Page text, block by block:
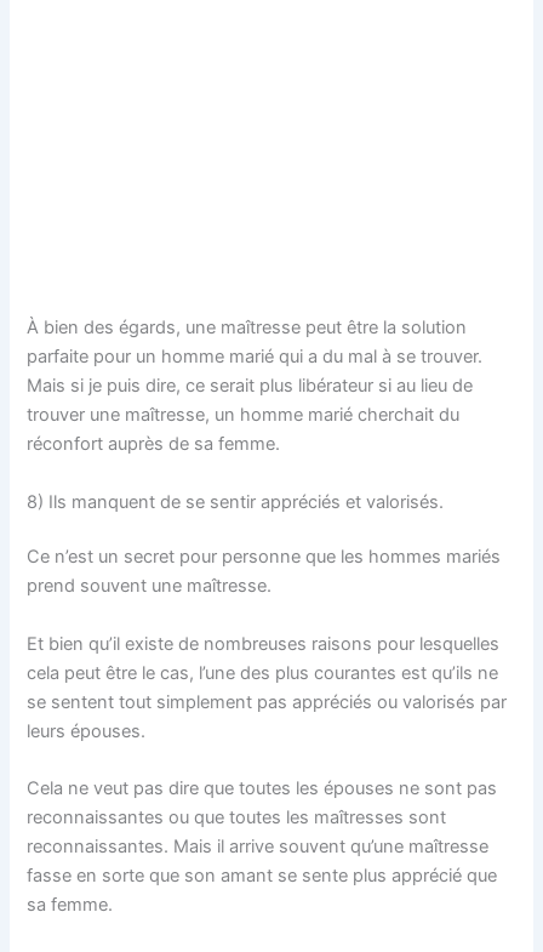
À bien des égards, une maîtresse peut être la solution
parfaite pour un homme marié qui a du mal à se trouver.
Mais si je puis dire, ce serait plus libérateur si au lieu de
trouver une maîtresse, un homme marié cherchait du
réconfort auprès de sa femme.
8) Ils manquent de se sentir appréciés et valorisés.
Ce n’est un secret pour personne que les hommes mariés
prend souvent une maîtresse.
Et bien qu’il existe de nombreuses raisons pour lesquelles
cela peut être le cas, l’une des plus courantes est qu’ils ne
se sentent tout simplement pas appréciés ou valorisés par
leurs épouses.
Cela ne veut pas dire que toutes les épouses ne sont pas
reconnaissantes ou que toutes les maîtresses sont
reconnaissantes. Mais il arrive souvent qu’une maîtresse
fasse en sorte que son amant se sente plus apprécié que
sa femme.